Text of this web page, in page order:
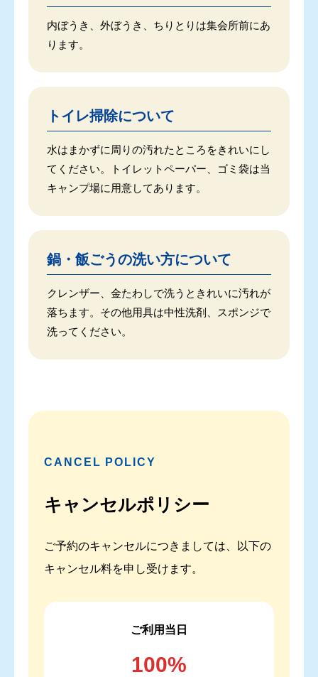
内ぼうき、外ぼうき、ちりとりは集会所前にあ
ります。
トイレ掃除について
水はまかずに周りの汚れたところをきれいにし
てください。トイレットペーパー、ゴミ袋は当
キャンプ場に用意してあります。
鍋・飯ごうの洗い方について
クレンザー、金たわしで洗うときれいに汚れが
落ちます。その他用具は中性洗剤、スポンジで
洗ってください。
CANCEL POLICY
キャンセルポリシー
ご予約のキャンセルにつきましては、以下の
キャンセル料を申し受けます。
ご利用当日
100%